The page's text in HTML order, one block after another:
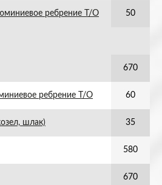
ребрение Т/О 50
670
ребрение Т/О 60
шлак) 35
580
670